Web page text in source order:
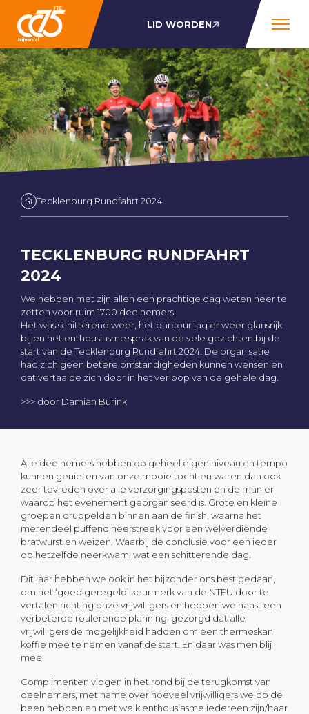
LID WORDEN
Tecklenburg Rundfahrt 2024
TECKLENBURG RUNDFAHRT
2024
We hebben met zijn allen een prachtige dag weten neer te
zetten voor ruim 1700 deelnemers!
Het was schitterend weer, het parcour lag er weer glansrijk
bij en het enthousiasme sprak van de vele gezichten bij de
start van de Tecklenburg Rundfahrt 2024. De organisatie
had zich geen betere omstandigheden kunnen wensen en
dat vertaalde zich door in het verloop van de gehele dag.
>>> door Damian Burink
Alle deelnemers hebben op geheel eigen niveau en tempo
kunnen genieten van onze mooie tocht en waren dan ook
zeer tevreden over alle verzorgingsposten en de manier
waarop het evenement georganiseerd is. Grote en kleine
groepen druppelden binnen aan de finish, waarna het
merendeel puffend neerstreek voor een welverdiende
bratwurst en weizen. Waarbij de conclusie voor een ieder
op hetzelfde neerkwam: wat een schitterende dag!
Dit jaar hebben we ook in het bijzonder ons best gedaan,
om het ‘goed geregeld’ keurmerk van de NTFU door te
vertalen richting onze vrijwilligers en hebben we naast een
verbeterde roulerende planning, gezorgd dat alle
vrijwilligers de mogelijkheid hadden om een thermoskan
koffie mee te nemen vanaf de start. En daar was men blij
mee!
Complimenten vlogen in het rond bij de terugkomst van
deelnemers, met name over hoeveel vrijwilligers we op de
been hebben en met welk enthousiasme iedereen zijn/haar